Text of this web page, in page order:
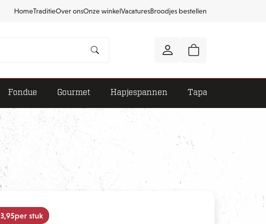
HomeTraditieOver onsOnze winkelVacaturesBroodjes bestellen
Fondue Gourmet Hapjespannen Tapas
3,95per stuk